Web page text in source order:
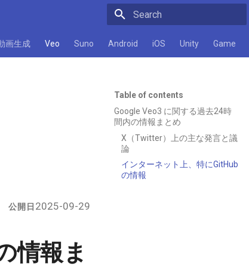
画生成 Veo Suno Android iOS Unity Game
Table of contents
Google Veo3 に関する過去24時
間内の情報まとめ
X（Twitter）上の主な発言と議
論
インターネット上、特にGitHub
の情報
公開日 2025-09-29
情報ま